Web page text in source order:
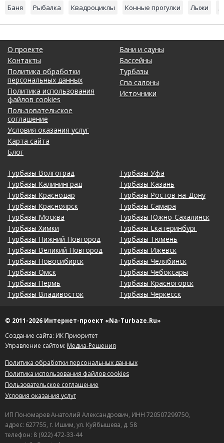
Баня Рыбалка Квадроциклы Конные прогулки Лыжи
О проекте
Контакты
Политика обработки
персональных данных
Политика использования
файлов cookies
Пользовательское
соглашение
Условия оказания услуг
Карта сайта
Блог
Бани и сауны
Бассейны
Турбазы
Спа салоны
Источники
Турбазы Волгоград
Турбазы Калининград
Турбазы Краснодар
Турбазы Красноярск
Турбазы Москва
Турбазы Химки
Турбазы Нижний Новгород
Турбазы Великий Новгород
Турбазы Новосибирск
Турбазы Омск
Турбазы Пермь
Турбазы Владивосток
Турбазы Уфа
Турбазы Казань
Турбазы Ростов-на-Дону
Турбазы Самара
Турбазы Южно-Сахалинск
Турбазы Екатеринбург
Турбазы Тюмень
Турбазы Ижевск
Турбазы Челябинск
Турбазы Чебоксары
Турбазы Красногорск
Турбазы Черкесск
© 2011-2026 Интернет-проект «Na-Turbaze.Ru»
Создание сайта: ИК Приоритет
Управление сайтом: Медиа-Решения
Политика обработки персональных данных
Политика использования файлов cookies
Пользовательское соглашение
Условия оказания услуг
ИП Пономарев Анатолий Александрович, ИНН 720507299750,
адрес: 627755, г. Ишим, ул. Куйбышева, д. 58
телефон: 8 (922) 472-33-44